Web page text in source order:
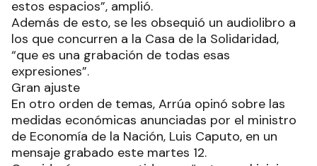
estos espacios”, amplió.
Además de esto, se les obsequió un audiolibro a
los que concurren a la Casa de la Solidaridad,
“que es una grabación de todas esas
expresiones”.
Gran ajuste
En otro orden de temas, Arrúa opinó sobre las
medidas económicas anunciadas por el ministro
de Economía de la Nación, Luis Caputo, en un
mensaje grabado este martes 12.